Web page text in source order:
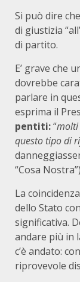
Si può dire
di giustizia
di partito.
E’ grave che
dovrebbe
parlare in
esprima il
pentiti:“molti
questo tipo di
“Cosa Nostra”)
La
dello Stato
significativa.
andare più in
c’è andato:
riprovevole